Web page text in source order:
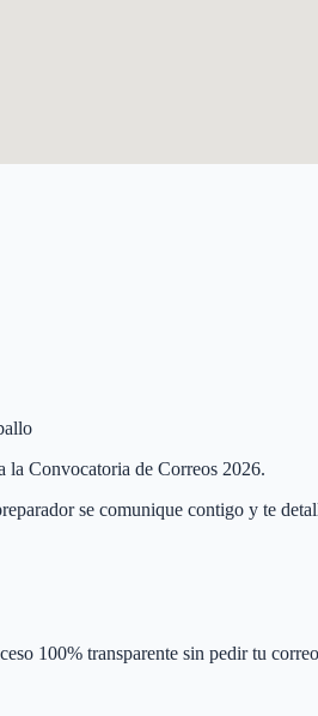
la Convocatoria de Correos 2026.
se comunique contigo y te
100% transparente sin pedir tu